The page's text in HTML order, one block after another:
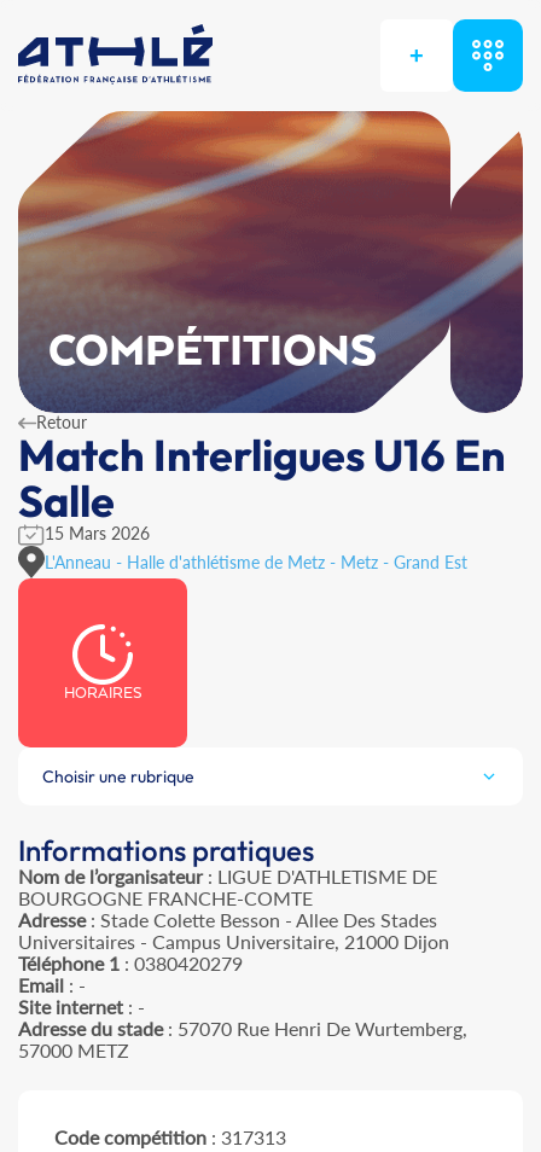
+
COMPÉTITIONS
Retour
Match Interligues U16 En
Salle
15 Mars 2026
L'Anneau - Halle d'athlétisme de Metz - Metz - Grand Est
HORAIRES
Choisir une rubrique
Informations pratiques
Nom de l’organisateur: LIGUE D'ATHLETISME DE
BOURGOGNE FRANCHE-COMTE
Adresse: Stade Colette Besson - Allee Des Stades
Universitaires - Campus Universitaire, 21000 Dijon
Téléphone 1 : 0380420279
Email : -
Site internet : -
Adresse du stade: 57070 Rue Henri De Wurtemberg,
57000 METZ
Code compétition : 317313